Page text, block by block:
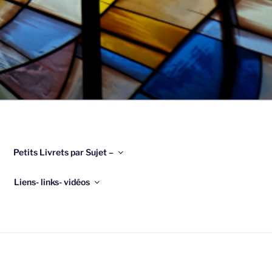
Petits Livrets par Sujet –
Liens- links- vidéos